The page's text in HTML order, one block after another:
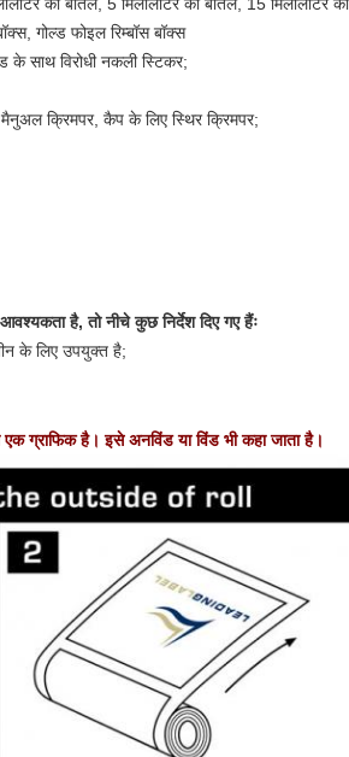
गोल्ड फोइल रिम्बॉस बॉक्स
के साथ विरोधी नकली स्टिकर;
क्रिमपर, कैप के लिए स्थिर क्रिमपर;
है, तो नीचे कुछ निर्देश दिए गए हैंः
के लिए उपयुक्त है;
ग्राफिक है। इसे अनविंड या विंड भी कहा जाता है।